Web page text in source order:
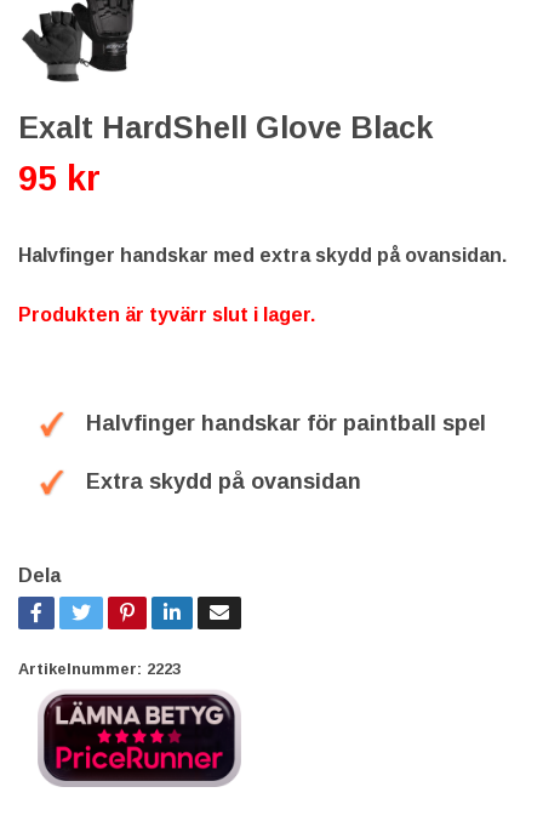
Exalt HardShell Glove Black
95 kr
Halvfinger handskar med extra skydd på ovansidan.
Produkten är tyvärr slut i lager.
Halvfinger handskar för paintball spel
Extra skydd på ovansidan
Dela
Artikelnummer: 2223